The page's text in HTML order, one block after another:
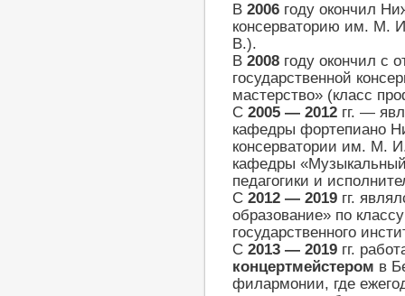
В 2006 году окончил
консерваторию им. М.
В.).
В 2008 году окончил с
государственной
мастерство» (класс
С 2005 — 2012 гг. —
кафедры фортепиано
консерватории им. М.
кафедры
педагогики и
C 2012 — 2019 гг.
образование» по
государственного
С 2013 — 2019 гг.
концертмейстером в
филармонии, где